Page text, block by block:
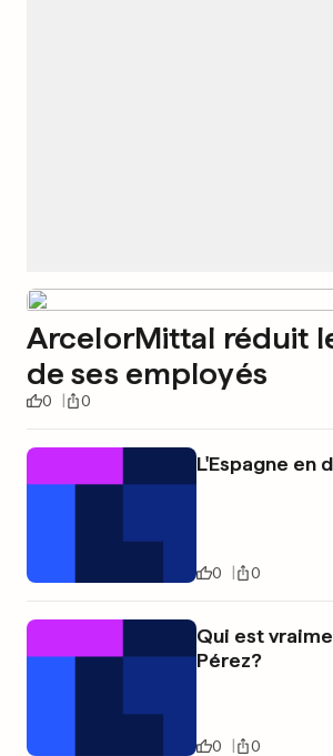
ArcelorMittal réduit
de ses employés
0 0
L'Espagne en
0 0
Qui est
Pérez?
0 0